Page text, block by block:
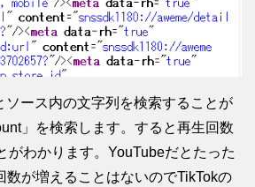
ソース内の文字列を検索することが
」を検索します。すると再生回数
がわかります。YouTubeだとたった
数が増えることはないのでTikTokの